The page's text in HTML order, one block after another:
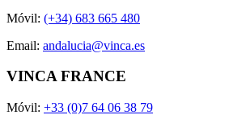
Móvil: (+34) 683 665 480
Email: andalucia@vinca.es
VINCA FRANCE
Móvil: +33 (0)7 64 06 38 79